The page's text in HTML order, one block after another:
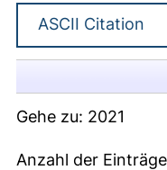
Gehe zu: 2021
Anzahl der